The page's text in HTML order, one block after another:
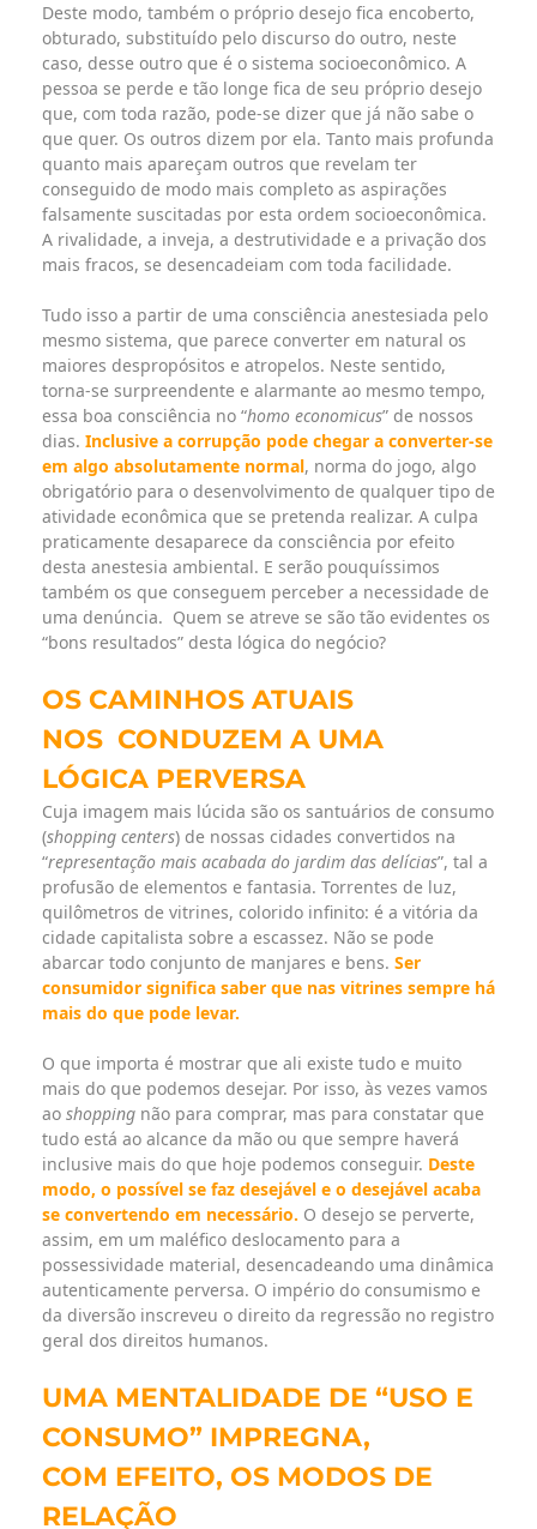
Deste modo, também o próprio desejo fica encoberto,
obturado, substituído pelo discurso do outro, neste
caso, desse outro que é o sistema socioeconômico. A
pessoa se perde e tão longe fica de seu próprio desejo
que, com toda razão, pode-se dizer que já não sabe o
que quer. Os outros dizem por ela. Tanto mais profunda
quanto mais apareçam outros que revelam ter
conseguido de modo mais completo as aspirações
falsamente suscitadas por esta ordem socioeconômica.
A rivalidade, a inveja, a destrutividade e a privação dos
mais fracos, se desencadeiam com toda facilidade.
Tudo isso a partir de uma consciência anestesiada pelo
mesmo sistema, que parece converter em natural os
maiores despropósitos e atropelos. Neste sentido,
torna-se surpreendente e alarmante ao mesmo tempo,
essa boa consciência no “homo economicus” de nossos
dias. Inclusive a corrupção pode chegar a converter-se
em algo absolutamente normal, norma do jogo, algo
obrigatório para o desenvolvimento de qualquer tipo de
atividade econômica que se pretenda realizar. A culpa
praticamente desaparece da consciência por efeito
desta anestesia ambiental. E serão pouquíssimos
também os que conseguem perceber a necessidade de
uma denúncia. Quem se atreve se são tão evidentes os
“bons resultados” desta lógica do negócio?
OS CAMINHOS ATUAIS
NOS CONDUZEM A UMA
LÓGICA PERVERSA
Cuja imagem mais lúcida são os santuários de consumo
(shopping centers) de nossas cidades convertidos na
“representação mais acabada do jardim das delícias”, tal a
profusão de elementos e fantasia. Torrentes de luz,
quilômetros de vitrines, colorido infinito: é a vitória da
cidade capitalista sobre a escassez. Não se pode
abarcar todo conjunto de manjares e bens. Ser
consumidor significa saber que nas vitrines sempre há
mais do que pode levar.
O que importa é mostrar que ali existe tudo e muito
mais do que podemos desejar. Por isso, às vezes vamos
ao shopping não para comprar, mas para constatar que
tudo está ao alcance da mão ou que sempre haverá
inclusive mais do que hoje podemos conseguir. Deste
modo, o possível se faz desejável e o desejável acaba
se convertendo em necessário. O desejo se perverte,
assim, em um maléfico deslocamento para a
possessividade material, desencadeando uma dinâmica
autenticamente perversa. O império do consumismo e
da diversão inscreveu o direito da regressão no registro
geral dos direitos humanos.
UMA MENTALIDADE DE “USO E
CONSUMO” IMPREGNA,
COM EFEITO, OS MODOS DE
RELAÇÃO